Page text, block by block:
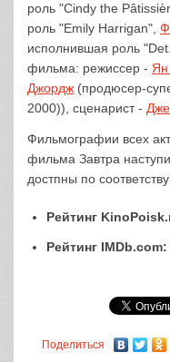
роль "Cindy the
роль "Emily Harrigan",
исполнившая роль
фильма: режиссер - Ян
Джордж (продюсер-
2000)), сценарист -
Фильмографии всех
фильма Завтра
достпны по
Рейтинг
Рейтинг IMDb.com:
Поделиться